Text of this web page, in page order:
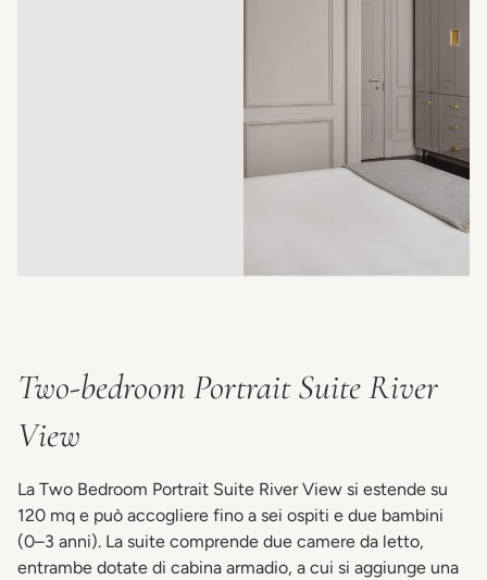
Two-bedroom Portrait Suite River
View
La Two Bedroom Portrait Suite River View si estende su
120 mq e può accogliere fino a sei ospiti e due bambini
(0–3 anni). La suite comprende due camere da letto,
entrambe dotate di cabina armadio, a cui si aggiunge una